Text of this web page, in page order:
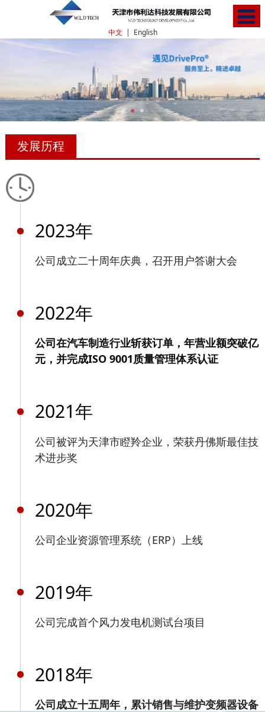
中文 | English
发展历程
2023年
公司成立二十周年庆典，召开用户答谢大会
2022年
公司在汽车制造行业斩获订单，年营业额突破亿
元，并完成ISO 9001质量管理体系认证
2021年
公司被评为天津市瞪羚企业，荣获丹佛斯最佳技
术进步奖
2020年
公司企业资源管理系统（ERP）上线
2019年
公司完成首个风力发电机测试台项目
2018年
公司成立十五周年，累计销售与维护变频器设备